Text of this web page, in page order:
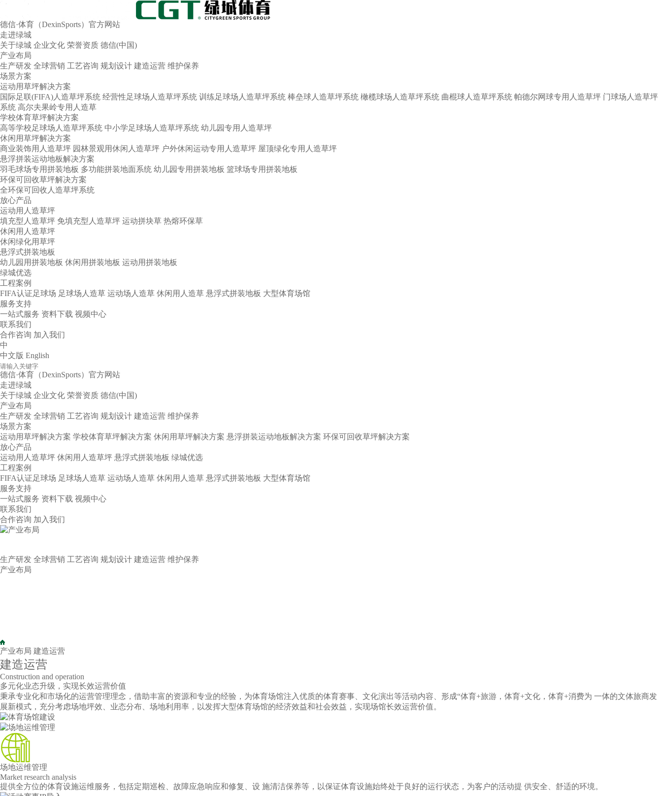
德信·体育（DexinSports）官方网站
走进绿城
关于绿城 企业文化 荣誉资质 德信(中国)
产业布局
生产研发 全球营销 工艺咨询 规划设计 建造运营 维护保养
场景方案
运动用草坪解决方案
国际足联(FIFA)人造草坪系统 经营性足球场人造草坪系统 训练足球场人造草坪系统 棒垒球人造草坪系统 橄榄球场人造草坪系统 曲棍球人造草坪系统 帕德尔网球专用人造草坪 门球场人造草坪
系统 高尔夫果岭专用人造草
学校体育草坪解决方案
高等学校足球场人造草坪系统 中小学足球场人造草坪系统 幼儿园专用人造草坪
休闲用草坪解决方案
商业装饰用人造草坪 园林景观用休闲人造草坪 户外休闲运动专用人造草坪 屋顶绿化专用人造草坪
悬浮拼装运动地板解决方案
羽毛球场专用拼装地板 多功能拼装地面系统 幼儿园专用拼装地板 篮球场专用拼装地板
环保可回收草坪解决方案
全环保可回收人造草坪系统
放心产品
运动用人造草坪
填充型人造草坪 免填充型人造草坪 运动拼块草 热熔环保草
休闲用人造草坪
休闲绿化用草坪
悬浮式拼装地板
幼儿园用拼装地板 休闲用拼装地板 运动用拼装地板
绿城优选
工程案例
FIFA认证足球场 足球场人造草 运动场人造草 休闲用人造草 悬浮式拼装地板 大型体育场馆
服务支持
一站式服务 资料下载 视频中心
联系我们
合作咨询 加入我们
中
中文版 English
德信·体育（DexinSports）官方网站
走进绿城
关于绿城 企业文化 荣誉资质 德信(中国)
产业布局
生产研发 全球营销 工艺咨询 规划设计 建造运营 维护保养
场景方案
运动用草坪解决方案 学校体育草坪解决方案 休闲用草坪解决方案 悬浮拼装运动地板解决方案 环保可回收草坪解决方案
放心产品
运动用人造草坪 休闲用人造草坪 悬浮式拼装地板 绿城优选
工程案例
FIFA认证足球场 足球场人造草 运动场人造草 休闲用人造草 悬浮式拼装地板 大型体育场馆
服务支持
一站式服务 资料下载 视频中心
联系我们
合作咨询 加入我们
生产研发 全球营销 工艺咨询 规划设计 建造运营 维护保养
产业布局
产业布局 建造运营
建造运营
Construction and operation
多元化业态升级，实现长效运营价值
秉承专业化和市场化的运营管理理念，借助丰富的资源和专业的经验，为体育场馆注入优质的体育赛事、文化演出等活动内容、形成“体育+旅游，体育+文化，体育+消费为 一体的文体旅商发
展新模式，充分考虑场地坪效、业态分布、场地利用率，以发挥大型体育场馆的经济效益和社会效益，实现场馆长效运营价值。
场地运维管理
Market research analysis
提供全方位的体育设施运维服务，包括定期巡检、故障应急响应和修复、设 施清洁保养等，以保证体育设施始终处于良好的运行状态，为客户的活动提 供安全、舒适的环境。